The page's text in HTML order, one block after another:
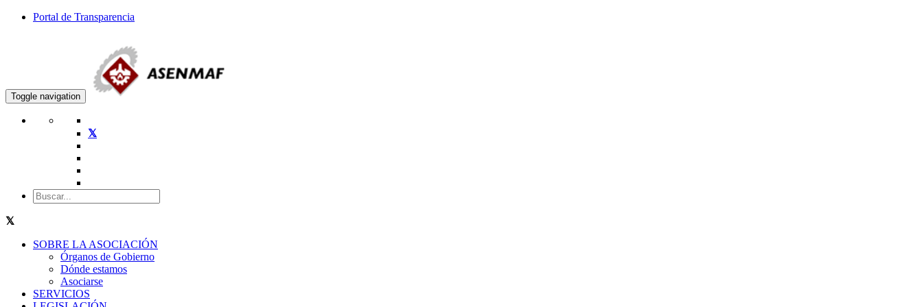
Portal de Transparencia
Toggle navigation
SOBRE LA ASOCIACIÓN
Órganos de Gobierno
Dónde estamos
Asociarse
SERVICIOS